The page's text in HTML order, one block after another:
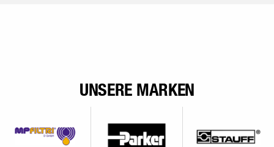
UNSERE MARKEN